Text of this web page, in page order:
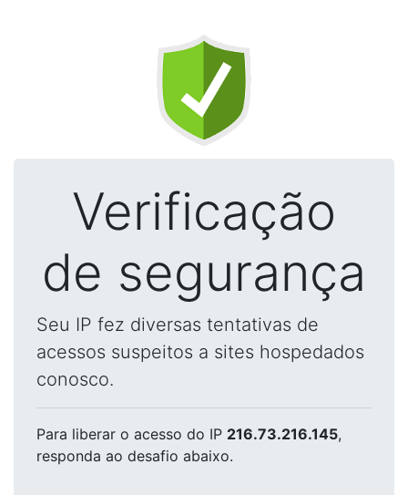
Verificação
de segurança
Seu IP fez diversas tentativas de
acessos suspeitos a sites hospedados
conosco.
Para liberar o acesso do IP 216.73.216.145,
responda ao desafio abaixo.